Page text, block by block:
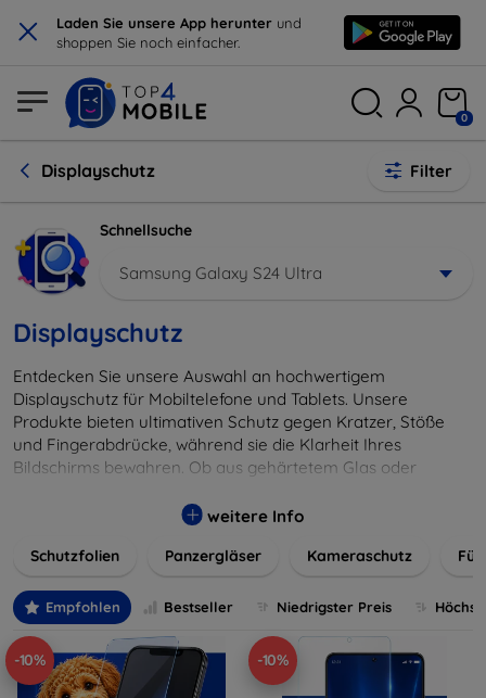
× Laden Sie unsere App herunter und
shoppen Sie noch einfacher.
0
Displayschutz Filter
Schnellsuche
Samsung Galaxy S24 Ultra
Displayschutz
Entdecken Sie unsere Auswahl an hochwertigem
Displayschutz für Mobiltelefone und Tablets. Unsere
Produkte bieten ultimativen Schutz gegen Kratzer, Stöße
und Fingerabdrücke, während sie die Klarheit Ihres
Bildschirms bewahren. Ob aus gehärtetem Glas oder
installieren und passgenau für jedes Gerät, um eine
wertvolles Gerät mit unseren langlebigen und zuverlässigen
digitales Erlebnis.
weitere Info
Schutzfolien Panzergläser Kameraschutz
Empfohlen Bestseller Niedrigster Preis
-10% -10%